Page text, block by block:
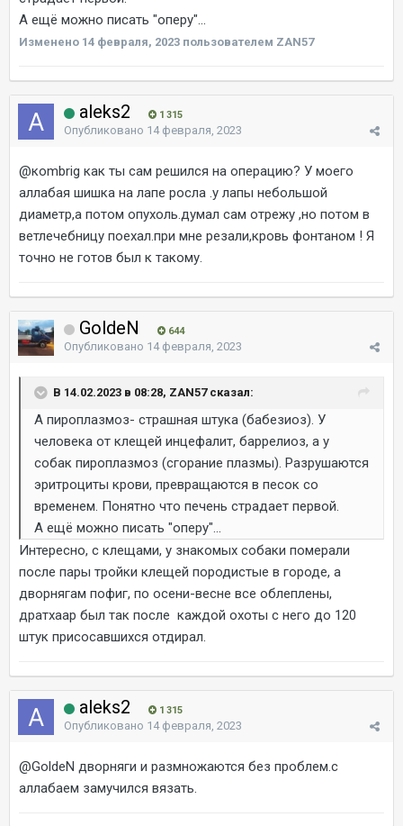
А ещё можно писать "оперу"...
Изменено 14 февраля, 2023 пользователем ZAN57
aleks2 1 315
Опубликовано 14 февраля, 2023
@коmbrig как ты сам решился на операцию? У моего
аллабая шишка на лапе росла .у лапы небольшой
диаметр,а потом опухоль.думал сам отрежу ,но потом в
ветлечебницу поехал.при мне резали,кровь фонтаном ! Я
точно не готов был к такому.
GoldeN 644
Опубликовано 14 февраля, 2023
В 14.02.2023 в 08:28, ZAN57 сказал:
А пироплазмоз- страшная штука (бабезиоз). У
человека от клещей инцефалит, баррелиоз, а у
собак пироплазмоз (сгорание плазмы). Разрушаются
эритроциты крови, превращаются в песок со
временем. Понятно что печень страдает первой.
А ещё можно писать "оперу"...
Интересно, с клещами, у знакомых собаки померали
после пары тройки клещей породистые в городе, а
дворнягам пофиг, по осени-весне все облеплены,
дратхаар был так после каждой охоты с него до 120
штук присосавшихся отдирал.
aleks2 1 315
Опубликовано 14 февраля, 2023
@GoldeN дворняги и размножаются без проблем.с
аллабаем замучился вязать.